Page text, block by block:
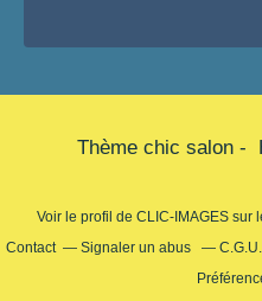
Thème chic salon -
Voir le profil de CLIC-IMAGES sur
Contact
Signaler un abus C.G.U.